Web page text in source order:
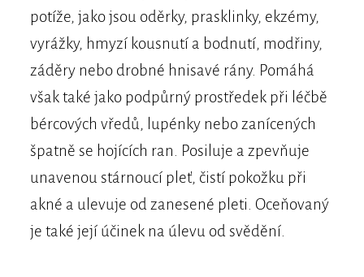
potíže, jako jsou oděrky, prasklinky, ekzémy,
vyrážky, hmyzí kousnutí a bodnutí, modřiny,
záděry nebo drobné hnisavé rány. Pomáhá
však také jako podpůrný prostředek při léčbě
bércových vředů, lupénky nebo zanícených
špatně se hojících ran. Posiluje a zpevňuje
unavenou stárnoucí pleť, čistí pokožku při
akné a ulevuje od zanesené pleti. Oceňovaný
je také její účinek na úlevu od svědění.